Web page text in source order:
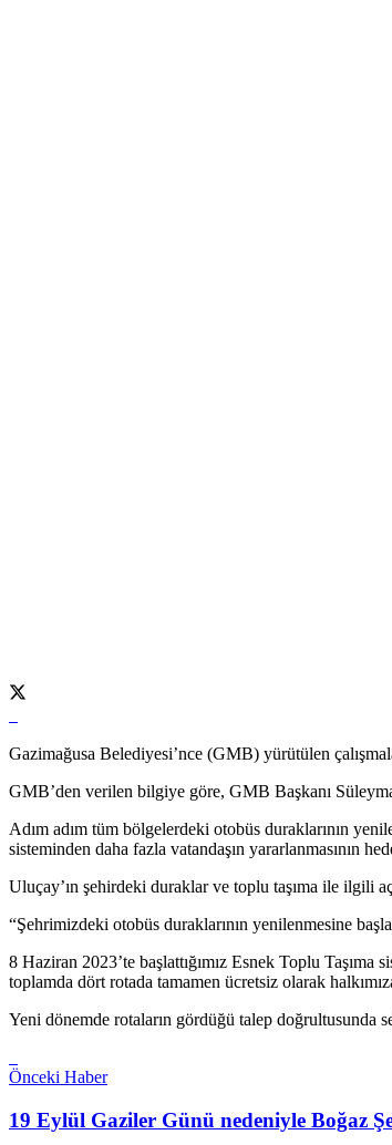
Gazimağusa Belediyesi’nce (GMB) yürütülen
GMB’den verilen bilgiye göre, GMB Başkanı
Adım adım tüm bölgelerdeki otobüs duraklarının
sisteminden daha fazla vatandaşın yararlanmasının
Uluçay’ın şehirdeki duraklar ve toplu taşıma ile ilgili
“Şehrimizdeki otobüs duraklarının yenilenmesine
8 Haziran 2023’te başlattığımız Esnek Toplu
toplamda dört rotada tamamen ücretsiz olarak
Yeni dönemde rotaların gördüğü talep doğrultusunda
Önceki Haber
19 Eylül Gaziler Günü nedeniyle Boğaz